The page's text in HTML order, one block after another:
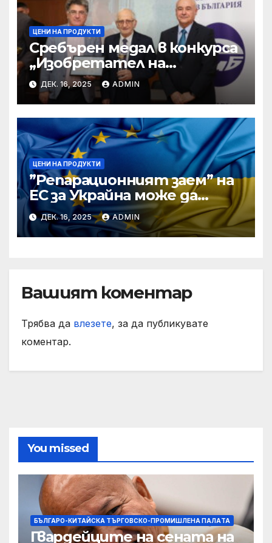
ЦЕНИ НА ПРОДУКТИ
Сребърен медал в конкурса
„Изобретател на
годината“ за учени от БАН
ДЕК. 16, 2025 ADMIN
ЦЕНИ НА ПРОДУКТИ
”Репарационният заем” на
ЕС за Украйна може да
достигне 130 милиарда
евро
ДЕК. 16, 2025 ADMIN
Вашият коментар
Трябва да влезете, за да публикувате
коментар.
You missed
БЪЛГАРО-КИТАЙСКА ТЪРГОВСКО-ПРОМИШЛЕНА ПАЛAТА
Гвардейците на сената на